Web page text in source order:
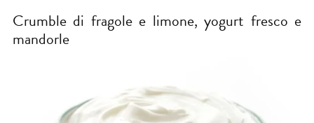
Crumble di fragole e limone, yogurt fresco e
mandorle